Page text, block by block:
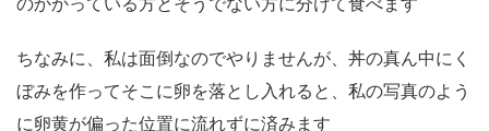
ちなみに、私は面倒なのでやりませんが、丼の真ん中にく
ぼみを作ってそこに卵を落とし入れると、私の写真のよう
に卵黄が偏った位置に流れずに済みます